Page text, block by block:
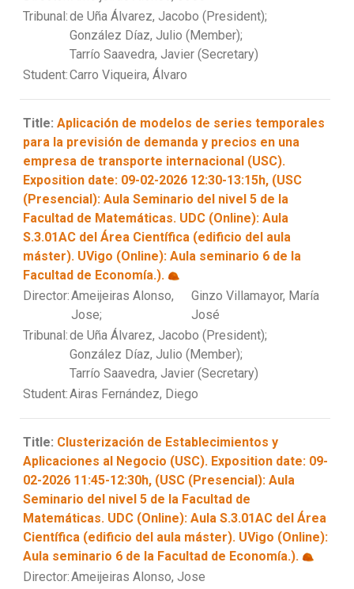
Tribunal:de Uña Álvarez, Jacobo (President);
González Díaz, Julio (Member);
Tarrío Saavedra, Javier (Secretary)
Student:Carro Viqueira, Álvaro
Title: Aplicación de modelos de series temporales
para la previsión de demanda y precios en una
empresa de transporte internacional (USC).
Exposition date: 09-02-2026 12:30-13:15h, (USC
(Presencial): Aula Seminario del nivel 5 de la
Facultad de Matemáticas. UDC (Online): Aula
S.3.01AC del Área Científica (edificio del aula
máster). UVigo (Online): Aula seminario 6 de la
Facultad de Economía.).
Director:Ameijeiras Alonso,
Jose;
Ginzo Villamayor, María
José
Tribunal:de Uña Álvarez, Jacobo (President);
González Díaz, Julio (Member);
Tarrío Saavedra, Javier (Secretary)
Student:Airas Fernández, Diego
Title: Clusterización de Establecimientos y
Aplicaciones al Negocio (USC). Exposition date: 09-
02-2026 11:45-12:30h, (USC (Presencial): Aula
Seminario del nivel 5 de la Facultad de
Matemáticas. UDC (Online): Aula S.3.01AC del Área
Científica (edificio del aula máster). UVigo (Online):
Aula seminario 6 de la Facultad de Economía.).
Director:Ameijeiras Alonso, Jose